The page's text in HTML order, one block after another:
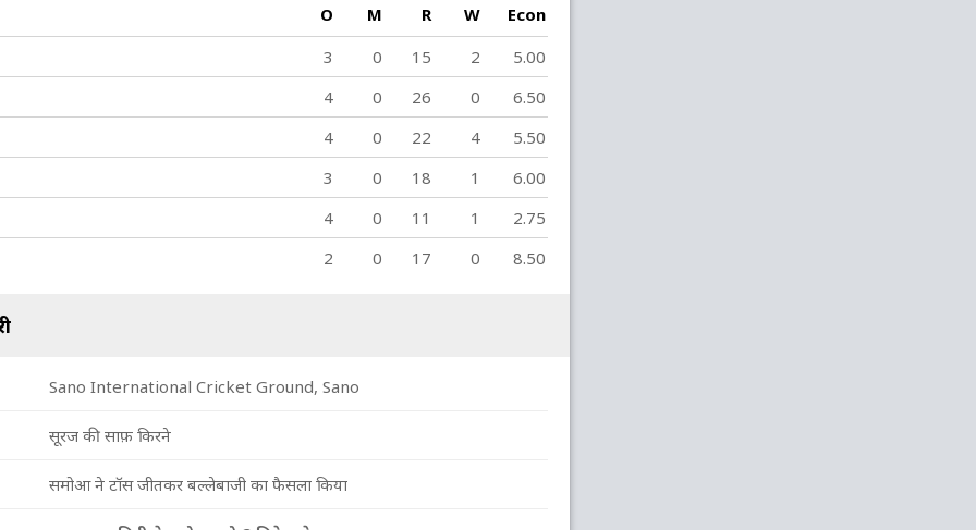
O M R W
Econ
3 0 15 2
5.00
4 0 26 0
6.50
4 0 22 4
5.50
3 0 18 1
6.00
4 0 11 1
2.75
2 0 17 0 8.50
Sano International Cricket Ground, Sano
सूरज की साफ़ किरने
समोआ ने टॉस जीतकर बल्लेबाजी का फैसला किया